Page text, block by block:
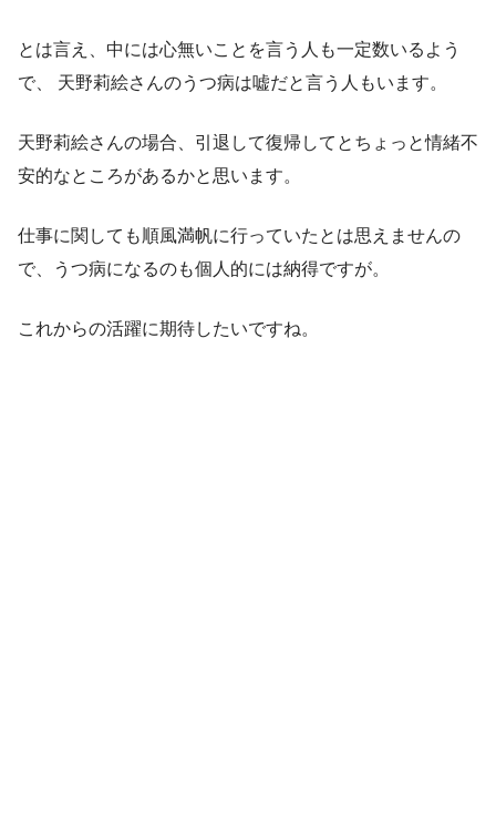
とは言え、中には心無いことを言う人も一定数いるよう
で、 天野莉絵さんのうつ病は嘘だと言う人もいます。
天野莉絵さんの場合、引退して復帰してとちょっと情緒不
安的なところがあるかと思います。
仕事に関しても順風満帆に行っていたとは思えませんの
で、うつ病になるのも個人的には納得ですが。
これからの活躍に期待したいですね。